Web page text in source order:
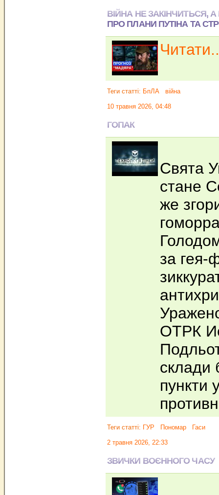
ВІЙНА НЕ ЗАКІНЧИТЬСЯ,
ПРО ПЛАНИ ПУТІНА ТА
Теги статті: БпЛА війна
10 травня 2026, 04:48
ГОПАК
Свята
стане
же
гоморра
за гея-
ОТРК
склади
пункти
Теги статті: ГУР Пономар Гаси
2 травня 2026, 22:33
ЗВИЧКИ ВОЄННОГО ЧАСУ